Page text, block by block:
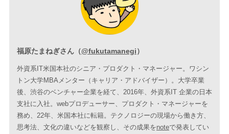
福原たまねぎさん（@fukutamanegi）
外資系IT米国本社のシニア・プロダクト・マネージャー。ワシン
トン大学MBAメンター（キャリア・アドバイザー）。大学卒業
後、渋谷のベンチャー企業を経て、2016年、外資系IT 企業の日本
支社に入社。webプロデューサー、プロダクト・マネージャーを
務め、22年、米国本社に転籍。テクノロジーの現場から働き方、
思考法、文化の違いなどを観察し、その成果をnoteで発表してい